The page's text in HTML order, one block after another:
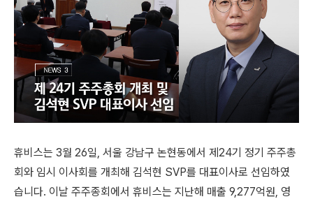
휴비스는 3월 26일, 서울 강남구 논현동에서 제24기 정기 주주총
회와 임시 이사회를 개최해 김석현 SVP를 대표이사로 선임하였
습니다. 이날 주주종회에서 휴비스는 지난해 매출 9,277억원, 영